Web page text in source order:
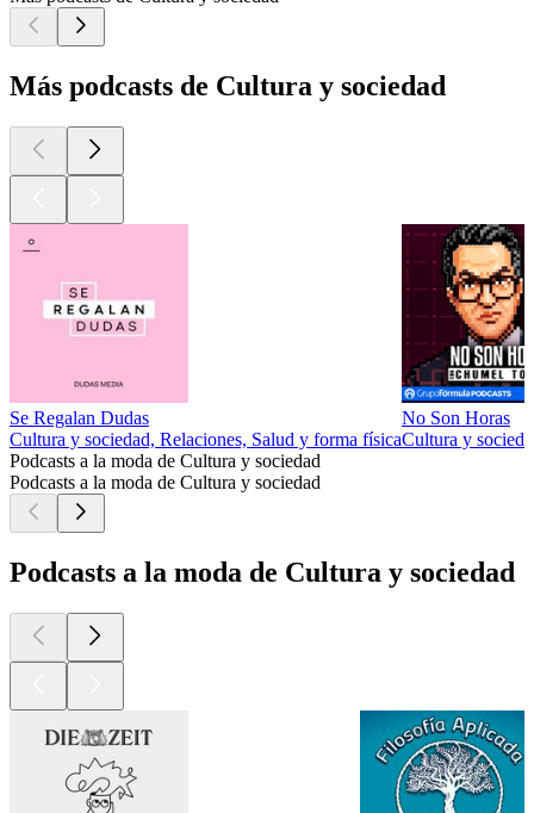
Más podcasts de Cultura y sociedad
Se Regalan Dudas
Cultura y sociedad, Relaciones, Salud y forma física
No Son Horas
Cultura y
Podcasts a la moda de Cultura y sociedad
Podcasts a la moda de Cultura y sociedad
Podcasts a la moda de Cultura y sociedad